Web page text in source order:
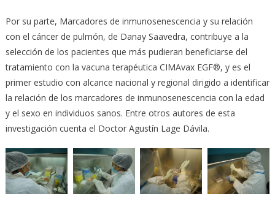
Por su parte, Marcadores de inmunosenescencia y su relación
con el cáncer de pulmón, de Danay Saavedra, contribuye a la
selección de los pacientes que más pudieran beneficiarse del
tratamiento con la vacuna terapéutica CIMAvax EGF®, y es el
primer estudio con alcance nacional y regional dirigido a identificar
la relación de los marcadores de inmunosenescencia con la edad
y el sexo en individuos sanos. Entre otros autores de esta
investigación cuenta el Doctor Agustín Lage Dávila.